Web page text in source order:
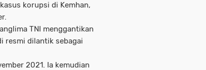
korupsi di Kemhan,
TNI menggantikan
resmi dilantik sebagai
2021. Ia kemudian